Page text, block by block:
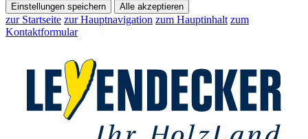
Einstellungen speichern Alle akzeptieren
zur Startseite zur Hauptnavigation zum Hauptinhalt zum
Kontaktformular